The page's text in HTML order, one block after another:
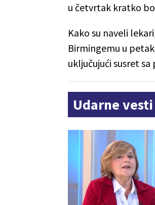
u četvrtak kratko
Kako su naveli
Birmingemu u
uključujući susret
Udarne vesti